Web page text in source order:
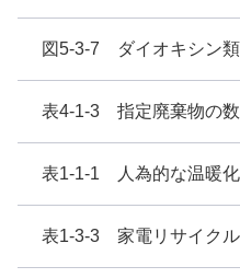
図5-3-7 ダイオキシン
表4-1-3 指定廃棄物の数
表1-1-1 人為的な温暖
表1-3-3 家電リサイクル